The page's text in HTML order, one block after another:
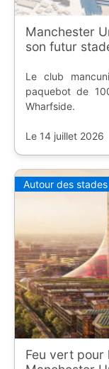
Manchester
son futur
Le club
paquebot de
Wharfside.
Le 14 juillet 2026
Autour des stades
Feu vert pour